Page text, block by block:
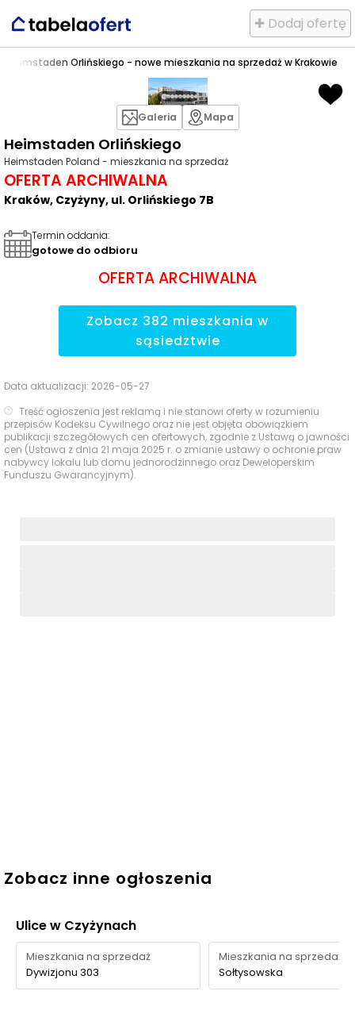
✚ Dodaj ofertę
Heimstaden Orlińskiego - nowe mieszkania na sprzedaż w Krakowie
Heimstaden Orlińskiego
Heimstaden Poland - mieszkania na sprzedaż
OFERTA ARCHIWALNA
Kraków, Czyżyny, ul. Orlińskiego 7B
Galeria Mapa
Termin oddania:
gotowe do odbioru
OFERTA ARCHIWALNA
Zobacz 382 mieszkania w
sąsiedztwie
Data aktualizacji: 2026-05-27
Treść ogłoszenia jest reklamą i nie stanowi oferty w rozumieniu
przepisów Kodeksu Cywilnego oraz nie jest objęta obowiązkiem
publikacji szczegółowych cen ofertowych, zgodnie z Ustawą o jawności
cen (Ustawa z dnia 21 maja 2025 r. o zmianie ustawy o ochronie praw
nabywcy lokalu lub domu jednorodzinnego oraz Deweloperskim
Funduszu Gwarancyjnym).
Zobacz inne ogłoszenia
Ulice w Czyżynach
Mieszkania na sprzedaż
Dywizjonu 303
Mieszkania na sprzedaż
Sołtysowska